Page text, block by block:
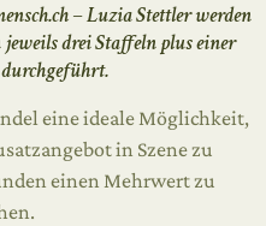
– Luzia Stettler werden
drei Staffeln plus einer
eine ideale Möglichkeit,
in Szene zu
einen Mehrwert zu